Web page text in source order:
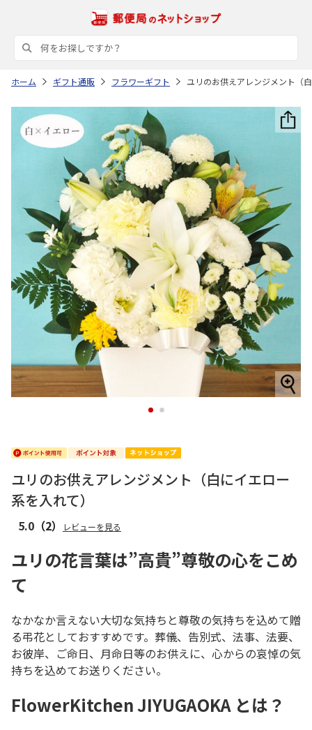
ホーム ギフト通販 フラワーギフト ユリのお供えアレンジメント（
1 2
ユリのお供えアレンジメント（白にイエロー
系を入れて）
5.0 （2） レビューを見る
ユリの花言葉は”高貴”尊敬の心をこめ
て
なかなか言えない大切な気持ちと尊敬の気持ちを込めて贈
る弔花としておすすめです。葬儀、告別式、法事、法要、
お彼岸、ご命日、月命日等のお供えに、心からの哀悼の気
持ちを込めてお送りください。
FlowerKitchen JIYUGAOKA とは？